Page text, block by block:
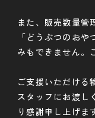
また、販売数量管
「どうぶつのお
みもできません。
ご支援いただける
スタッフにお渡し
り感謝申し上げま